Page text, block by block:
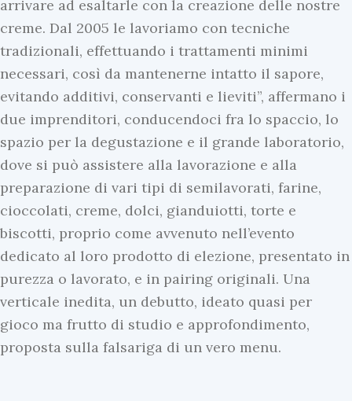
arrivare ad esaltarle con la creazione delle nostre
creme. Dal 2005 le lavoriamo con tecniche
tradizionali, effettuando i trattamenti minimi
necessari, così da mantenerne intatto il sapore,
evitando additivi, conservanti e lieviti”, affermano i
due imprenditori, conducendoci fra lo spaccio, lo
spazio per la degustazione e il grande laboratorio,
dove si può assistere alla lavorazione e alla
preparazione di vari tipi di semilavorati, farine,
cioccolati, creme, dolci, gianduiotti, torte e
biscotti, proprio come avvenuto nell’evento
dedicato al loro prodotto di elezione, presentato in
purezza o lavorato, e in pairing originali. Una
verticale inedita, un debutto, ideato quasi per
gioco ma frutto di studio e approfondimento,
proposta sulla falsariga di un vero menu.